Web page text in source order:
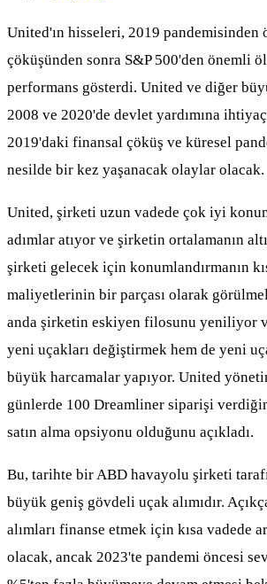
United'ın hisseleri, 2019 pandemisinden
çöküşünden sonra S&P 500'den önemli
performans gösterdi. United ve diğer
2008 ve 2020'de devlet yardımına
2019'daki finansal çöküş ve küresel
nesilde bir kez yaşanacak olaylar olacak.
United, şirketi uzun vadede çok iyi
adımlar atıyor ve şirketin ortalamanın
şirketi gelecek için konumlandırmanın
maliyetlerinin bir parçası olarak
anda şirketin eskiyen filosunu yeniliyor
yeni uçakları değiştirmek hem de yeni
büyük harcamalar yapıyor. United
günlerde 100 Dreamliner siparişi
satın alma opsiyonu olduğunu açıkladı.
Bu, tarihte bir ABD havayolu şirketi
büyük geniş gövdeli uçak alımıdır.
alımları finanse etmek için kısa vadede
olacak, ancak 2023'te pandemi öncesi